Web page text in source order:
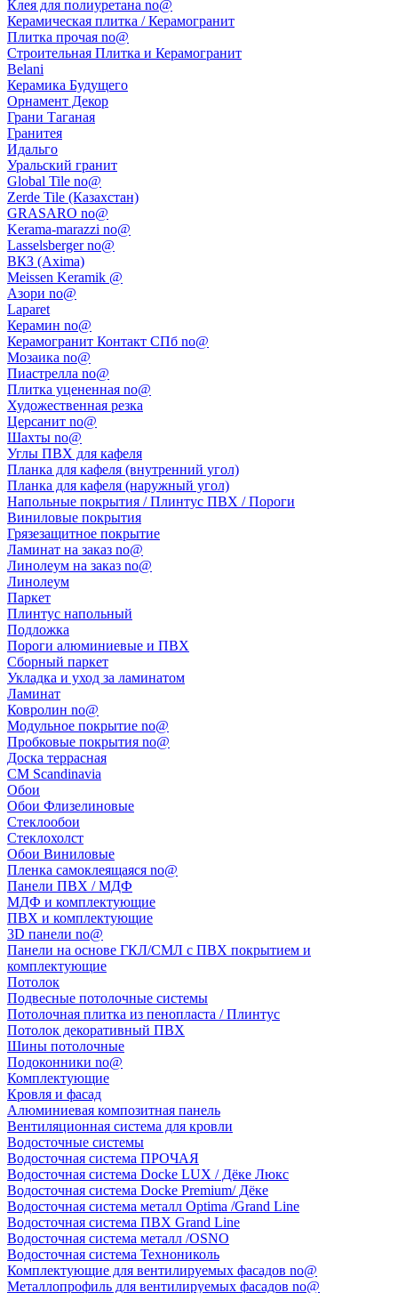
Клея для полиуретана no@
Керамическая плитка / Керамогранит
Плитка прочая no@
Строительная Плитка и Керамогранит
Belani
Керамика Будущего
Орнамент Декор
Грани Таганая
Гранитея
Идальго
Уральский гранит
Global Tile no@
Zerde Tile (Казахстан)
GRASARO no@
Kerama-marazzi no@
Lasselsberger no@
ВКЗ (Axima)
Meissen Keramik @
Азори no@
Laparet
Керамин no@
Керамогранит Контакт СПб no@
Мозаика no@
Пиастрелла no@
Плитка уцененная no@
Художественная резка
Церсанит no@
Шахты no@
Углы ПВХ для кафеля
Планка для кафеля (внутренний угол)
Планка для кафеля (наружный угол)
Напольные покрытия / Плинтус ПВХ / Пороги
Виниловые покрытия
Грязезащитное покрытие
Ламинат на заказ no@
Линолеум на заказ no@
Линолеум
Паркет
Плинтус напольный
Подложка
Пороги алюминиевые и ПВХ
Сборный паркет
Укладка и уход за ламинатом
Ламинат
Ковролин no@
Модульное покрытие no@
Пробковые покрытия no@
Доска террасная
CM Scandinavia
Обои
Обои Флизелиновые
Стеклообои
Стеклохолст
Обои Виниловые
Пленка самоклеящаяся no@
Панели ПВХ / МДФ
МДФ и комплектующие
ПВХ и комплектующие
3D панели no@
Панели на основе ГКЛ/СМЛ с ПВХ покрытием и
комплектующие
Потолок
Подвесные потолочные системы
Потолочная плитка из пенопласта / Плинтус
Потолок декоративный ПВХ
Шины потолочные
Подоконники no@
Комплектующие
Кровля и фасад
Алюминиевая композитная панель
Вентиляционная система для кровли
Водосточные системы
Водосточная система ПРОЧАЯ
Водосточная система Docke LUX / Дёке Люкс
Водосточная система Docke Premium/ Дёке
Водосточная система металл Optima /Grand Line
Водосточная система ПВХ Grand Line
Водосточная система металл /OSNO
Водосточная система Технониколь
Комплектующие для вентилируемых фасадов no@
Металлопрофиль для вентилируемых фасадов no@